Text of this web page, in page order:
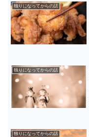
独りになってからの話
独りになってからの話
独りになってからの話